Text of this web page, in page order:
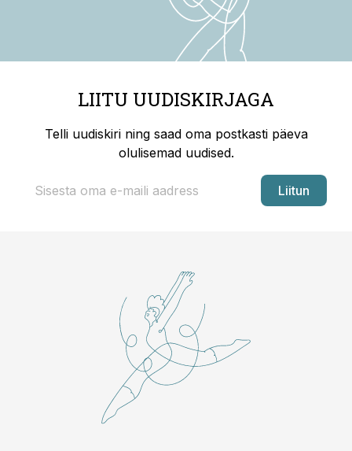
LIITU UUDISKIRJAGA
Telli uudiskiri ning saad oma postkasti päeva
olulisemad uudised.
Liitun